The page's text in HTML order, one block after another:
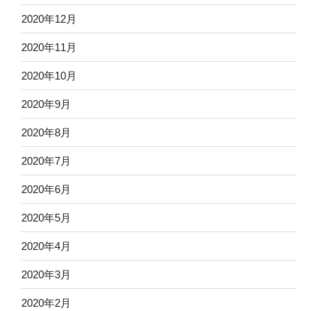
2020年12月
2020年11月
2020年10月
2020年9月
2020年8月
2020年7月
2020年6月
2020年5月
2020年4月
2020年3月
2020年2月